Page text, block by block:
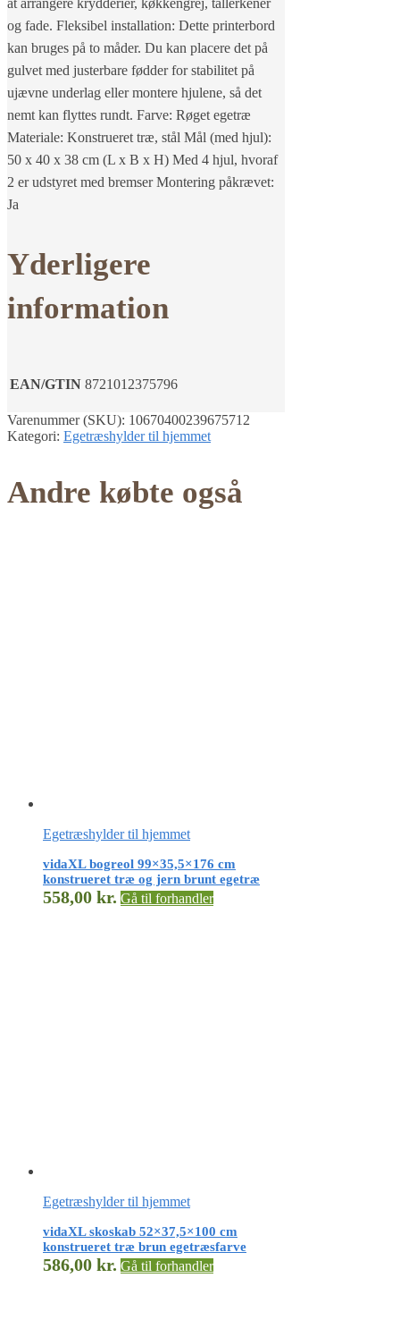
at arrangere krydderier, køkkengrej, tallerkener
og fade. Fleksibel installation: Dette printerbord
kan bruges på to måder. Du kan placere det på
gulvet med justerbare fødder for stabilitet på
ujævne underlag eller montere hjulene, så det
nemt kan flyttes rundt. Farve: Røget egetræ
Materiale: Konstrueret træ, stål Mål (med hjul):
50 x 40 x 38 cm (L x B x H) Med 4 hjul, hvoraf
2 er udstyret med bremser Montering påkrævet:
Ja
Yderligere
information
EAN/GTIN 8721012375796
Varenummer (SKU): 10670400239675712
Kategori: Egetræshylder til hjemmet
Andre købte også
Egetræshylder til hjemmet
vidaXL bogreol 99×35,5×176 cm
konstrueret træ og jern brunt egetræ
558,00 kr. Gå til forhandler
Egetræshylder til hjemmet
vidaXL skoskab 52×37,5×100 cm
konstrueret træ brun egetræsfarve
586,00 kr. Gå til forhandler